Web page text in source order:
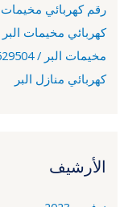
كهربائي مخيمات
كهربائي منازل البر
الأرشيف